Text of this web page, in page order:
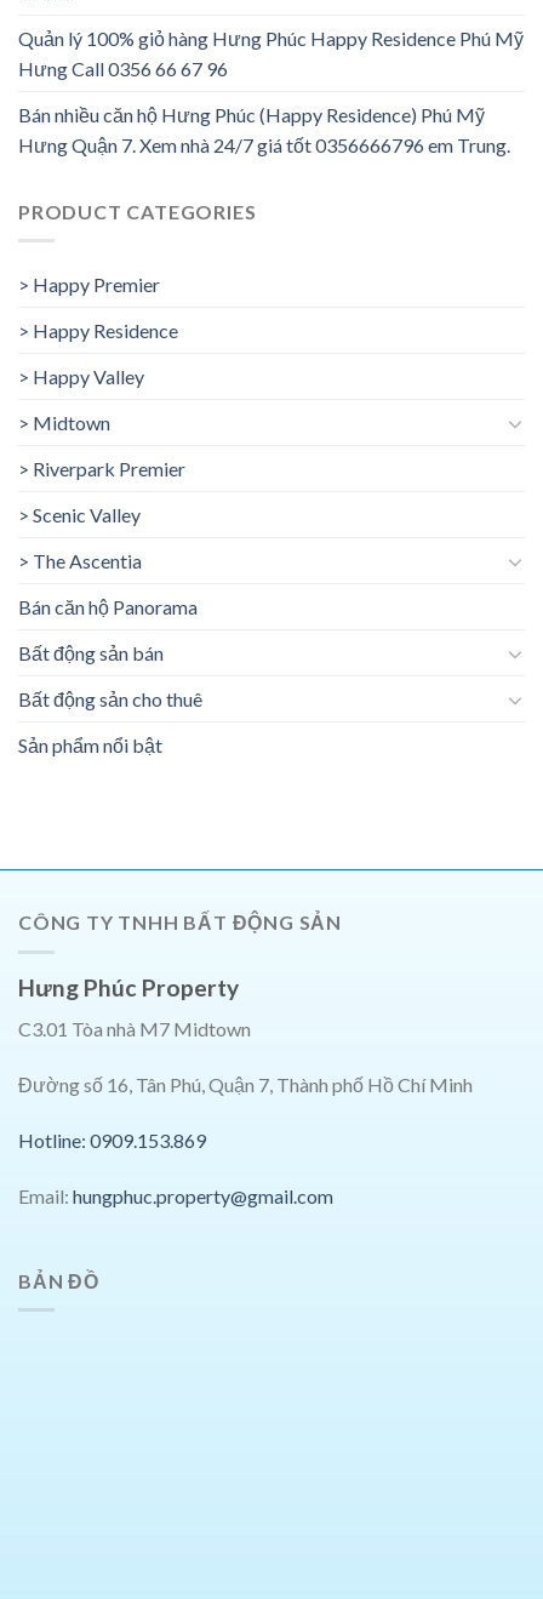
Quản lý 100% giỏ hàng Hưng Phúc Happy Residence Phú Mỹ
Hưng Call 0356 66 67 96
Bán nhiều căn hộ Hưng Phúc (Happy Residence) Phú Mỹ
Hưng Quận 7. Xem nhà 24/7 giá tốt 0356666796 em Trung.
PRODUCT CATEGORIES
> Happy Premier
> Happy Residence
> Happy Valley
> Midtown
> Riverpark Premier
> Scenic Valley
> The Ascentia
Bán căn hộ Panorama
Bất động sản bán
Bất động sản cho thuê
Sản phẩm nổi bật
CÔNG TY TNHH BẤT ĐỘNG SẢN
Hưng Phúc Property
C3.01 Tòa nhà M7 Midtown
Đường số 16, Tân Phú, Quận 7, Thành phố Hồ Chí Minh
Hotline: 0909.153.869
Email: hungphuc.property@gmail.com
BẢN ĐỒ